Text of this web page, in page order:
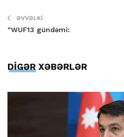
ƏVVƏLKI
“WUF13 gündəmi:
DİGƏR XƏBƏRLƏR